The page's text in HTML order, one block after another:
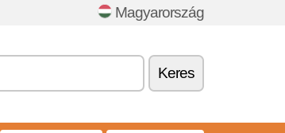
Magyarország
Keres